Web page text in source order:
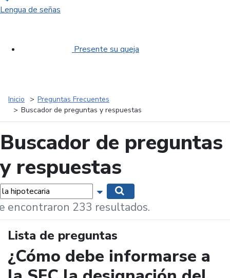
Lengua de señas
Presente su queja
Inicio
Preguntas Frecuentes
Buscador de preguntas y respuestas
Buscador de preguntas
y respuestas
Mostrar opciones de búsqueda
encontraron 233 resultados.
Lista de preguntas
¿Cómo debe informarse a